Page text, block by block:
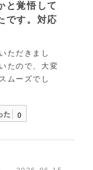
と覚悟して
です。対応
ただきまし
たので、大変
ムーズでし
た 0